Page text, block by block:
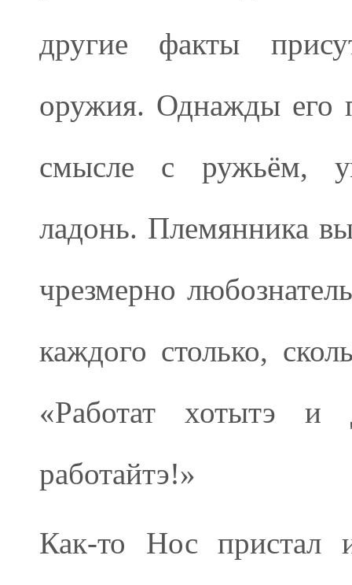
другие факты
оружия. Однажды его
смысле с ружьём,
ладонь. Племянника
чрезмерно
каждого столько,
«Работат хотытэ и
работайтэ!»
Как-то Нос